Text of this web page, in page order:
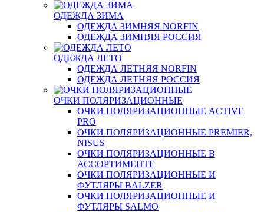
ОДЕЖДА ЗИМА
ОДЕЖДА ЗИМНЯЯ NORFIN
ОДЕЖДА ЗИМНЯЯ РОССИЯ
ОДЕЖДА ЛЕТО
ОДЕЖДА ЛЕТНЯЯ NORFIN
ОДЕЖДА ЛЕТНЯЯ РОССИЯ
ОЧКИ ПОЛЯРИЗАЦИОННЫЕ
ОЧКИ ПОЛЯРИЗАЦИОННЫЕ ACTIVE
PRO
ОЧКИ ПОЛЯРИЗАЦИОННЫЕ PREMIER,
NISUS
ОЧКИ ПОЛЯРИЗАЦИОННЫЕ В
АССОРТИМЕНТЕ
ОЧКИ ПОЛЯРИЗАЦИОННЫЕ И
ФУТЛЯРЫ BALZER
ОЧКИ ПОЛЯРИЗАЦИОННЫЕ И
ФУТЛЯРЫ SALMO